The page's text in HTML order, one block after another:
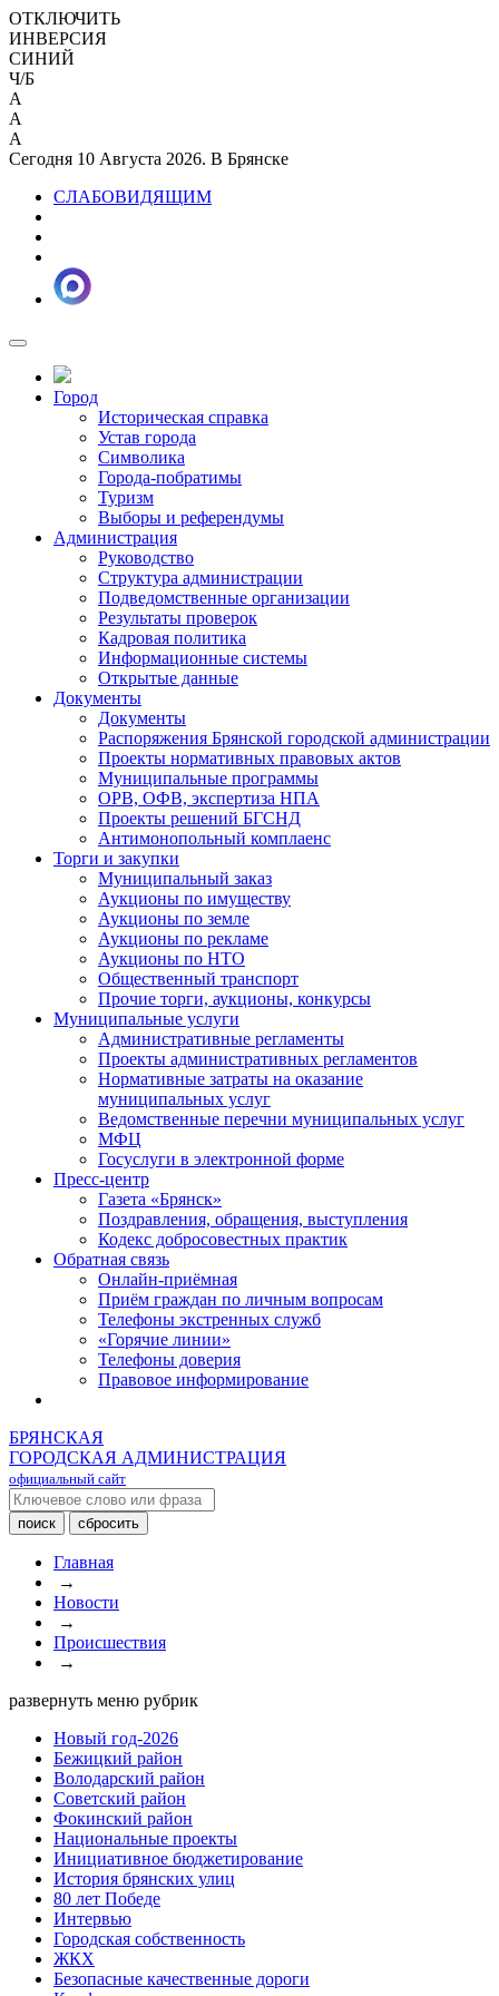
ОТКЛЮЧИТЬ
ИНВЕРСИЯ
СИНИЙ
Ч/Б
A
A
A
Сегодня 10 Августа 2026. В Брянске
СЛАБОВИДЯЩИМ
Город
Историческая справка
Устав города
Символика
Города-побратимы
Туризм
Выборы и референдумы
Администрация
Руководство
Структура администрации
Подведомственные организации
Результаты проверок
Кадровая политика
Информационные системы
Открытые данные
Документы
Документы
Распоряжения Брянской городской администрации
Проекты нормативных правовых актов
Муниципальные программы
ОРВ, ОФВ, экспертиза НПА
Проекты решений БГСНД
Антимонопольный комплаенс
Торги и закупки
Муниципальный заказ
Аукционы по имуществу
Аукционы по земле
Аукционы по рекламе
Аукционы по НТО
Общественный транспорт
Прочие торги, аукционы, конкурсы
Муниципальные услуги
Административные регламенты
Проекты административных регламентов
Нормативные затраты на оказание
муниципальных услуг
Ведомственные перечни муниципальных услуг
МФЦ
Госуслуги в электронной форме
Пресс-центр
Газета «Брянск»
Поздравления, обращения, выступления
Кодекс добросовестных практик
Обратная связь
Онлайн-приёмная
Приём граждан по личным вопросам
Телефоны экстренных служб
«Горячие линии»
Телефоны доверия
Правовое информирование
БРЯНСКАЯ
ГОРОДСКАЯ АДМИНИСТРАЦИЯ
официальный сайт
Главная
→
Новости
→
Происшествия
→
развернуть меню рубрик
Новый год-2026
Бежицкий район
Володарский район
Советский район
Фокинский район
Национальные проекты
Инициативное бюджетирование
История брянских улиц
80 лет Победе
Интервью
Городская собственность
ЖКХ
Безопасные качественные дороги